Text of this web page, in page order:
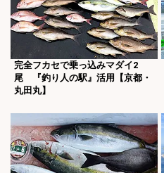
完全フカセで乗っ込みマダイ2
尾 『釣り人の駅』活用【京都・
丸田丸】